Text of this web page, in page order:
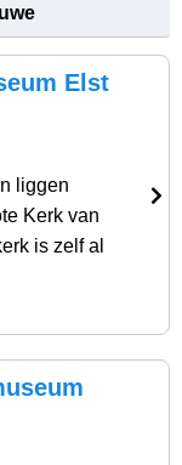
Elst
liggen
Kerk van
is zelf al